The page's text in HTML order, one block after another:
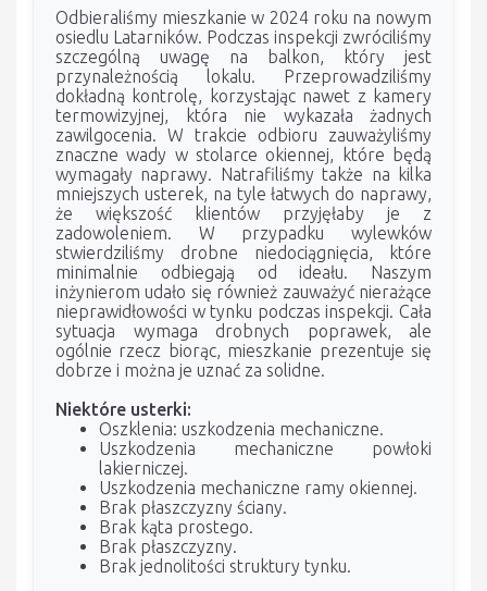
Odbieraliśmy mieszkanie w 2024 roku na nowym
osiedlu Latarników. Podczas inspekcji zwróciliśmy
szczególną uwagę na balkon, który jest
przynależnością lokalu. Przeprowadziliśmy
dokładną kontrolę, korzystając nawet z kamery
termowizyjnej, która nie wykazała żadnych
zawilgocenia. W trakcie odbioru zauważyliśmy
znaczne wady w stolarce okiennej, które będą
wymagały naprawy. Natrafiliśmy także na kilka
mniejszych usterek, na tyle łatwych do naprawy,
że większość klientów przyjęłaby je z
zadowoleniem. W przypadku wylewków
stwierdziliśmy drobne niedociągnięcia, które
minimalnie odbiegają od ideału. Naszym
inżynierom udało się również zauważyć nierażące
nieprawidłowości w tynku podczas inspekcji. Cała
sytuacja wymaga drobnych poprawek, ale
ogólnie rzecz biorąc, mieszkanie prezentuje się
dobrze i można je uznać za solidne.
Niektóre usterki:
Oszklenia: uszkodzenia mechaniczne.
Uszkodzenia mechaniczne powłoki
lakierniczej.
Uszkodzenia mechaniczne ramy okiennej.
Brak płaszczyzny ściany.
Brak kąta prostego.
Brak płaszczyzny.
Brak jednolitości struktury tynku.